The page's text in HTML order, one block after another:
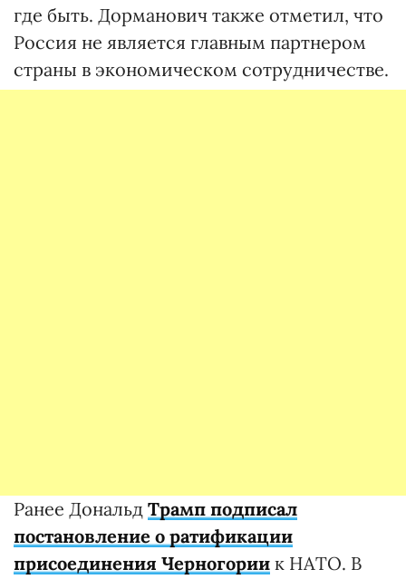
где быть. Дорманович также отметил, что
Россия не является главным партнером
страны в экономическом сотрудничестве.
Ранее Дональд Трамп подписал
постановление о ратификации
присоединения Черногории к НАТО. В